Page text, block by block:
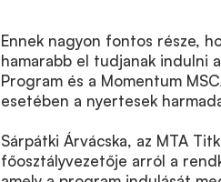
Ennek nagyon fontos része,
hamarabb el tudjanak indulni
Program és a Momentum
esetében a nyertesek
Sárpátki Árvácska, az MTA
főosztályvezetője arról a